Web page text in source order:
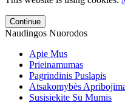
Continue
Naudingos Nuorodos
Apie Mus
Prieinamumas
Pagrindinis Puslapis
Atsakomybės
Susisiekite Su Mumis